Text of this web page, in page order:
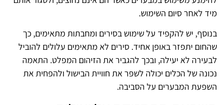
מיד לאחר סיום השימוש.
בנוסף, יש להקפיד על שימוש בסירים ומחבתות מתאימים, כך
שהחום יתפזר באופן אחיד. סירים לא מתאימים עלולים להוביל
לבעירה לא יעילה, ובכך להגביר את הזיהום המפלט. התאמה
נכונה של הכלים יכולה לשפר את חוויית הבישול ולהפחית את
השפעת המבערים על הסביבה.